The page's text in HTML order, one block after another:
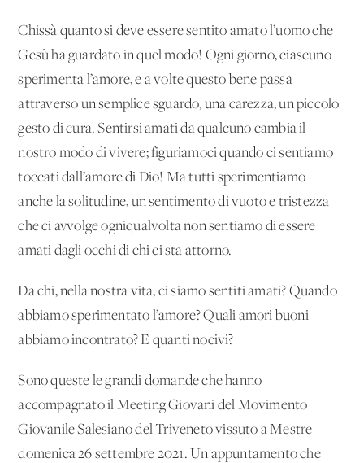
Chissà quanto si deve essere sentito amato l’uomo che
Gesù ha guardato in quel modo! Ogni giorno, ciascuno
sperimenta l’amore, e a volte questo bene passa
attraverso un semplice sguardo, una carezza, un piccolo
gesto di cura. Sentirsi amati da qualcuno cambia il
nostro modo di vivere; figuriamoci quando ci sentiamo
toccati dall’amore di Dio! Ma tutti sperimentiamo
anche la solitudine, un sentimento di vuoto e tristezza
che ci avvolge ogniqualvolta non sentiamo di essere
amati dagli occhi di chi ci sta attorno.
Da chi, nella nostra vita, ci siamo sentiti amati? Quando
abbiamo sperimentato l’amore? Quali amori buoni
abbiamo incontrato? E quanti nocivi?
Sono queste le grandi domande che hanno
accompagnato il Meeting Giovani del Movimento
Giovanile Salesiano del Triveneto vissuto a Mestre
domenica 26 settembre 2021. Un appuntamento che